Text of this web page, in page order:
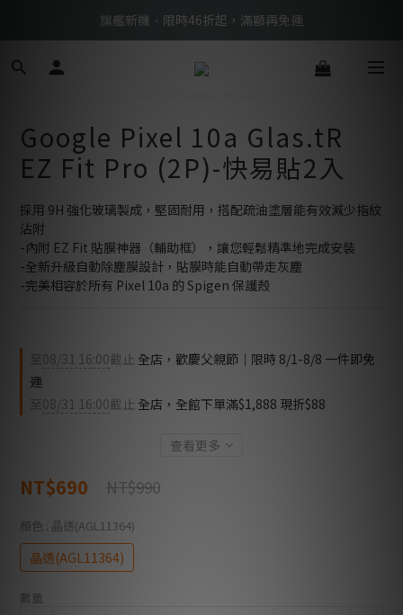
BTS限定優惠滿額現折再送好禮 → 手刀下單
旗艦新機．限時46折起，滿額再免運
BTS限定優惠滿額現折再送好禮 → 手刀下單
Google Pixel 10a Glas.tR
EZ Fit Pro (2P)-快易貼2入
採用 9H 強化玻璃製成，堅固耐用，搭配疏油塗層能有效減少指紋
沾附
-內附 EZ Fit 貼膜神器（輔助框），讓您輕鬆精準地完成安裝
-全新升級自動除塵膜設計，貼膜時能自動帶走灰塵
-完美相容於所有 Pixel 10a 的 Spigen 保護殼
至 08/31 16:00截止 全店，歡慶父親節｜限時 8/1-8/8 一件即免
運
至08/31 16:00截止 全店，全館下單滿$1,888 現折$88
查看更多
NT$690 NT$990
顏色 : 晶透(AGL11364)
晶透(AGL11364)
數量